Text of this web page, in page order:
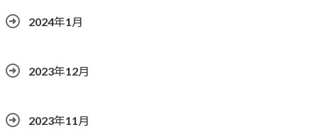
2024年1月
2023年12月
2023年11月